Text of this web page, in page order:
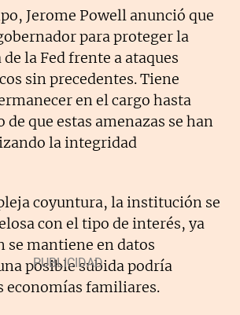
Jerome Powell anunció que
para proteger la
la Fed frente a ataques
sin precedentes. Tiene
en el cargo hasta
de que estas amenazas se han
la integridad
coyuntura, la institución se
con el tipo de interés, ya
se mantiene en datos
posible subidapodría
economías familiares.